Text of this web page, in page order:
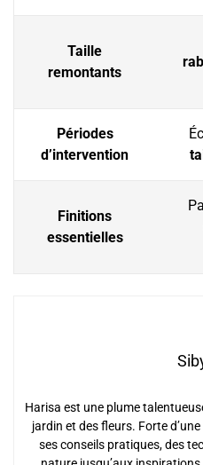
Taille
remontants
Périodes
d’intervention
Finitions
essentielles
Harisa est une plume
jardin et des fleurs. Forte
ses conseils pratiques, des